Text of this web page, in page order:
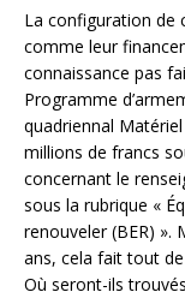
La configuration de
comme leur
connaissance pas
Programme
quadriennal Matériel
millions de francs
concernant le
sous la rubrique «
renouveler (BER) ».
ans, cela fait tout
Où seront-ils